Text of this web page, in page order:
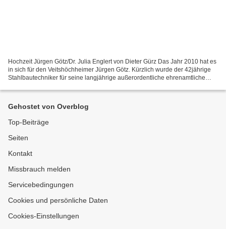
Hochzeit Jürgen Götz/Dr. Julia Englert von Dieter Gürz Das Jahr 2010 hat es
in sich für den Veitshöchheimer Jürgen Götz. Kürzlich wurde der 42jährige
Stahlbautechniker für seine langjährige außerordentliche ehrenamtliche
Gehostet von Overblog
Top-Beiträge
Seiten
Kontakt
Missbrauch melden
Servicebedingungen
Cookies und persönliche Daten
Cookies-Einstellungen